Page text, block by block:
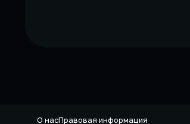
О насПравовая информация